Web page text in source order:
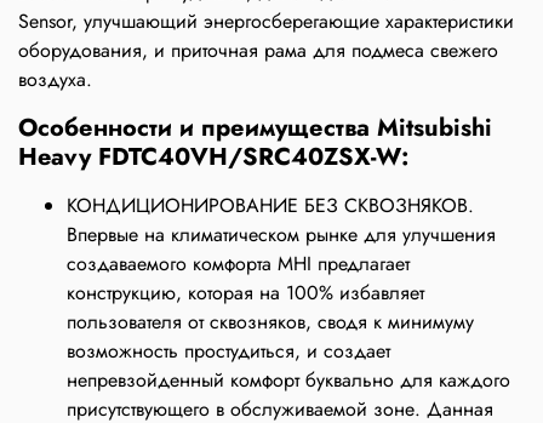
Sensor, улучшающий энергосберегающие характеристики
оборудования, и приточная рама для подмеса свежего
воздуха.
Особенности и преимущества Mitsubishi
Heavy FDTC40VH/SRC40ZSX-W:
КОНДИЦИОНИРОВАНИЕ БЕЗ СКВОЗНЯКОВ.
Впервые на климатическом рынке для улучшения
создаваемого комфорта MHI предлагает
конструкцию, которая на 100% избавляет
пользователя от сквозняков, сводя к минимуму
возможность простудиться, и создает
непревзойденный комфорт буквально для каждого
присутствующего в обслуживаемой зоне. Данная